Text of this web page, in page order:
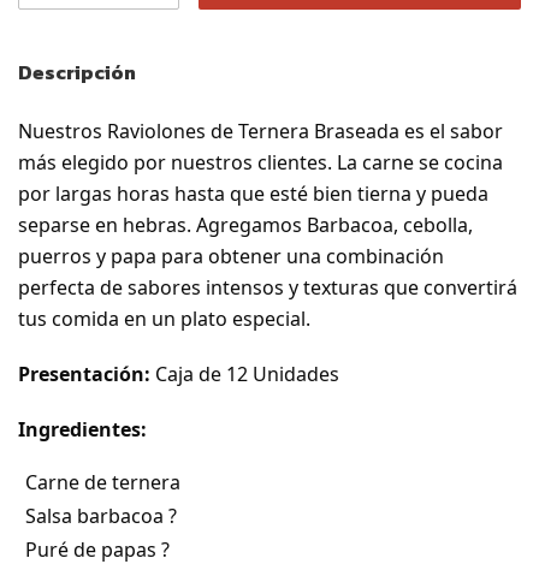
Descripción
Nuestros Raviolones de Ternera Braseada es el sabor
más elegido por nuestros clientes. La carne se cocina
por largas horas hasta que esté bien tierna y pueda
separse en hebras. Agregamos Barbacoa, cebolla,
puerros y papa para obtener una combinación
perfecta de sabores intensos y texturas que convertirá
tus comida en un plato especial.
Presentación: Caja de 12 Unidades
Ingredientes:
Carne de ternera
Salsa barbacoa ?
Puré de papas ?